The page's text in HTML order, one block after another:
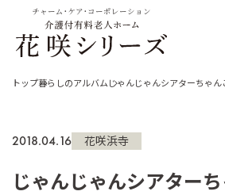
チャーム・ケア・コーポレーション
トップ暮らしのアルバム じゃんじゃんシアターちゃん
2018.04.16 花咲浜寺
じゃんじゃんシアター